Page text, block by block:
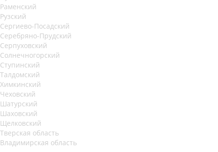
Раменский
Рузский
Сергиево-Посадский
Серебряно-Прудский
Серпуховский
Солнечногорский
Ступинский
Талдомский
Химкинский
Чеховский
Шатурский
Шаховский
Щелковский
Тверская область
Владимирская область